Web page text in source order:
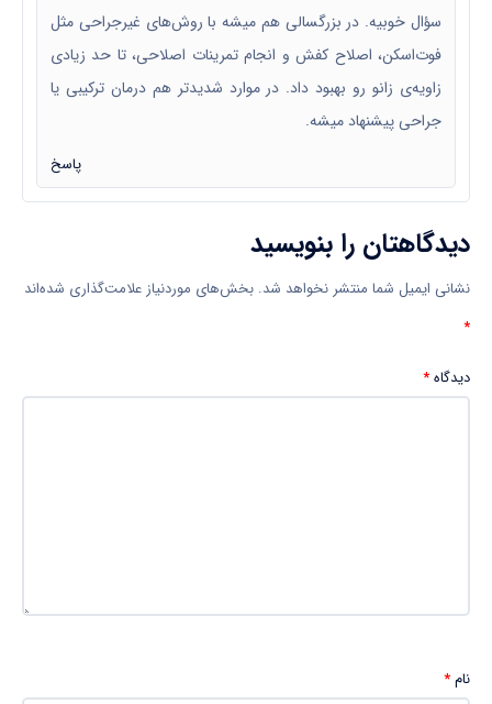
سؤال خوبیه. در بزرگسالی هم میشه با روش‌های غیرجراحی مثل
فوت‌اسکن، اصلاح کفش و انجام تمرینات اصلاحی، تا حد زیادی
زاویه‌ی زانو رو بهبود داد. در موارد شدیدتر هم درمان ترکیبی یا
جراحی پیشنهاد میشه.
پاسخ
دیدگاهتان را بنویسید
نشانی ایمیل شما منتشر نخواهد شد. بخش‌های موردنیاز علامت‌گذاری شده‌اند
*
دیدگاه*
نام*